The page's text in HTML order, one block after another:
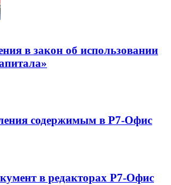
в закон об использовании
содержимым в Р7-Офис
в редакторах Р7-Офис